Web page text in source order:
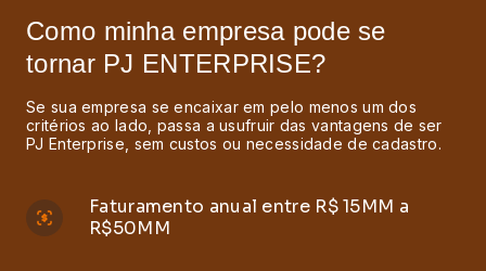
Como minha empresa pode se
tornar PJ ENTERPRISE?
Se sua empresa se encaixar em pelo menos um dos
critérios ao lado, passa a usufruir das vantagens de ser
PJ Enterprise, sem custos ou necessidade de cadastro.
Faturamento anual entre R$ 15MM a
R$50MM